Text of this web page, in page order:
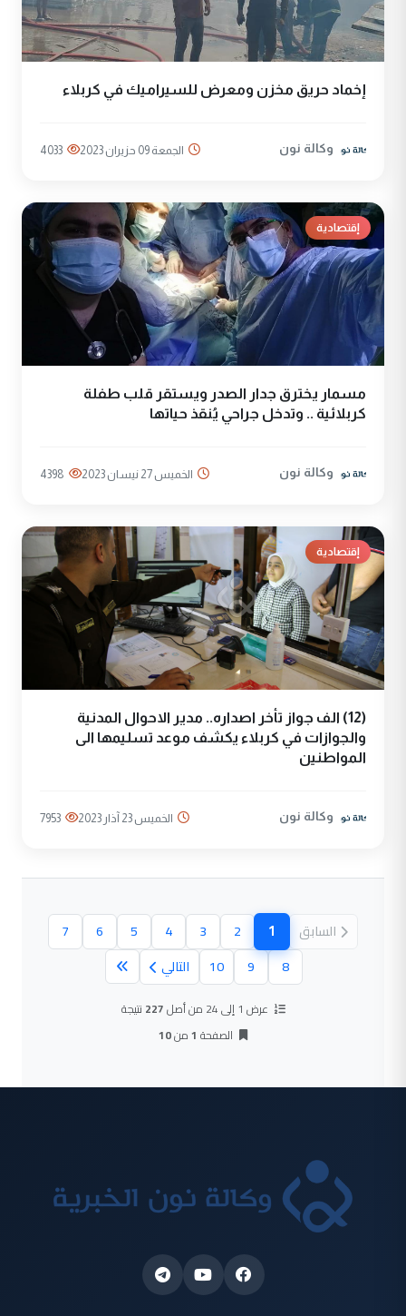
إخماد حريق مخزن ومعرض للسيراميك في كربلاء
وكالة نون الجمعة 09 حزيران 2023 4033
إقتصادية
مسمار يخترق جدار الصدر ويستقر قلب طفلة
كربلائية .. وتدخل جراحي يُنقذ حياتها
وكالة نون الخميس 27 نيسان 2023 4398
إقتصادية
(12) الف جواز تأخر اصداره.. مدير الاحوال المدنية
والجوازات في كربلاء يكشف موعد تسليمها الى
المواطنين
وكالة نون الخميس 23 آذار 2023 7953
السابق 1
(الصفحة الحالية)
2
3
4
5
6
7
8
9
10 التالي
عرض 1 إلى 24 من أصل 227 نتيجة
الصفحة 1من10